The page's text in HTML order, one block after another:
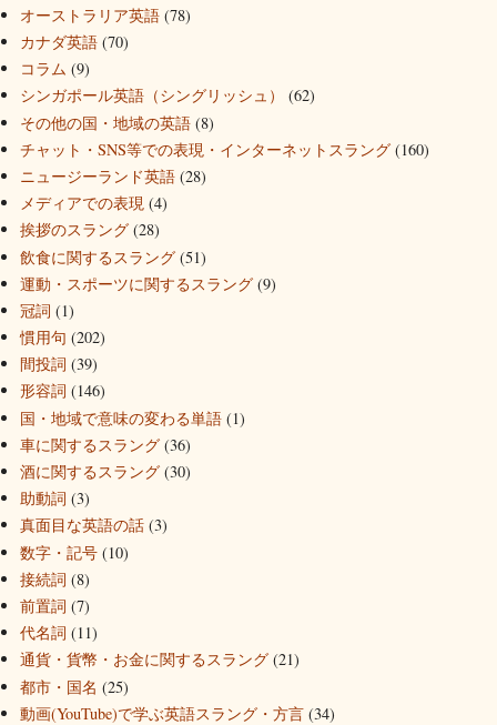
オーストラリア英語 (78)
カナダ英語 (70)
コラム (9)
シンガポール英語（シングリッシュ）
(62)
その他の国・地域の英語 (8)
チャット・SNS等での表現・インターネットスラング (160)
ニュージーランド英語 (28)
メディアでの表現 (4)
挨拶のスラング (28)
飲食に関するスラング (51)
運動・スポーツに関するスラング (9)
冠詞 (1)
慣用句 (202)
間投詞 (39)
形容詞 (146)
国・地域で意味の変わる単語 (1)
車に関するスラング (36)
酒に関するスラング (30)
助動詞 (3)
真面目な英語の話 (3)
数字・記号 (10)
接続詞 (8)
前置詞 (7)
代名詞 (11)
通貨・貨幣・お金に関するスラング (21)
都市・国名 (25)
動画(YouTube)で学ぶ英語スラング・方言 (34)